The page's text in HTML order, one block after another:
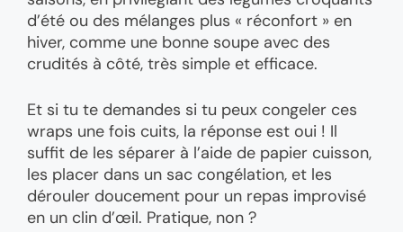
d’été ou des mélanges plus « réconfort » en
hiver, comme une bonne soupe avec des
crudités à côté, très simple et efficace.
Et si tu te demandes si tu peux congeler ces
wraps une fois cuits, la réponse est oui ! Il
suffit de les séparer à l’aide de papier cuisson,
les placer dans un sac congélation, et les
dérouler doucement pour un repas improvisé
en un clin d’œil. Pratique, non ?